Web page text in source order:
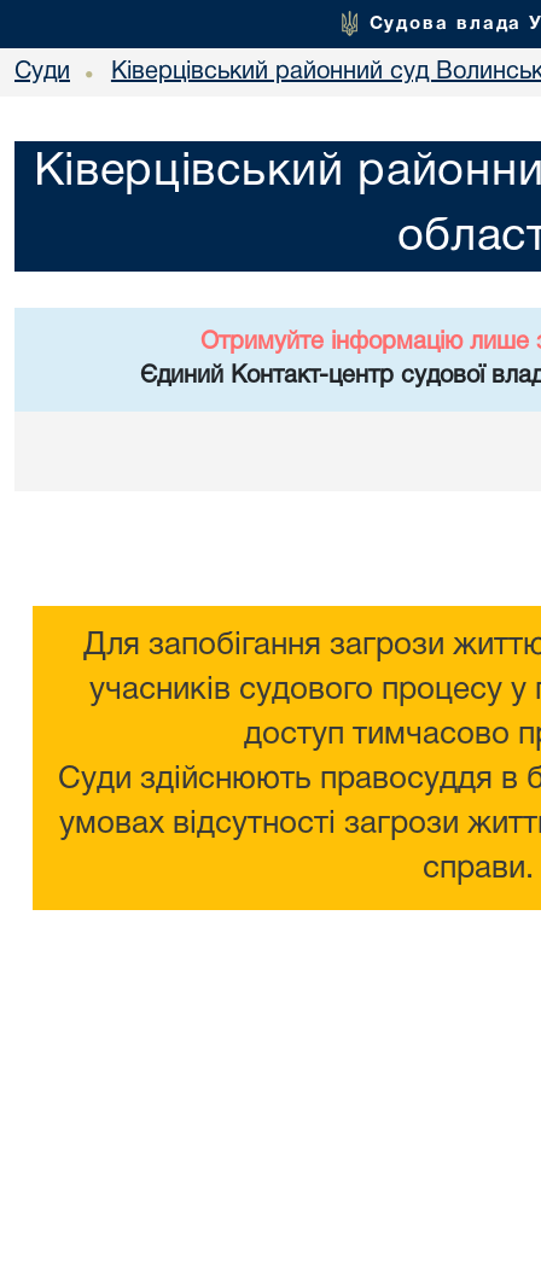
Судова влада
Суди • Ківерцівський районний суд
Ківерцівський
Отримуйте інформацію лише
Єдиний Контакт-центр судової
Для запобігання загрози
учасників судового процесу у
доступ тимчасово
Суди здійснюють правосуддя в
умовах відсутності загрози
справи.